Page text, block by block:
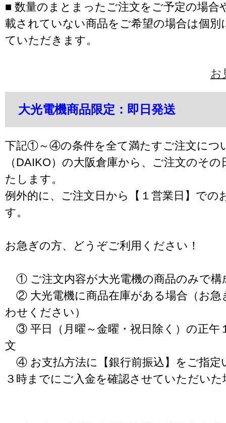
■ 数量のまとまったご注文をご予定の場合
載されていない商品をご希望の場合は個別
ていただきます。
お
大光電機商品限定：即日発送
下記①～④の条件を全て満たすご注文につ
（DAIKO）の大阪倉庫から、ご注文のそ
たします。
例外的に、ご注文日から【１営業日】での
す。
お急ぎの方、どうぞご利用ください！
① ご注文内容が大光電機の商品のみで構
② 大光電機に商品在庫がある場合（お急
わせください）
③ 平日（月曜～金曜・祝日除く）の正午
文
④ お支払方法に【銀行前振込】をご指定
３時までにご入金を確認させていただいた